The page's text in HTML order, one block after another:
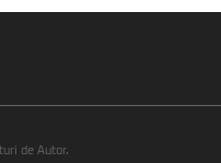
de Autor.